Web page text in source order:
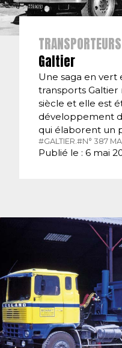
TRANSPORTEURS
Galtier
Une saga en vert
transports Galtier
siècle et elle est
développement
qui élaborent un
#GALTIER.#N° 387
Publié le : 6 mai